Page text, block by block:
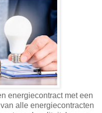
energiecontract met een
alle energiecontracten